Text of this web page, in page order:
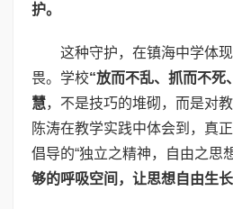
护。
这种守护，在镇海中学体
畏。学校“放而不乱、抓而不死
慧，不是技巧的堆砌，而是对
陈涛在教学实践中体会到，真
倡导的“独立之精神，自由之思
够的呼吸空间，让思想自由生